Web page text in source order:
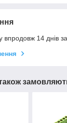
впродовж 14 днів